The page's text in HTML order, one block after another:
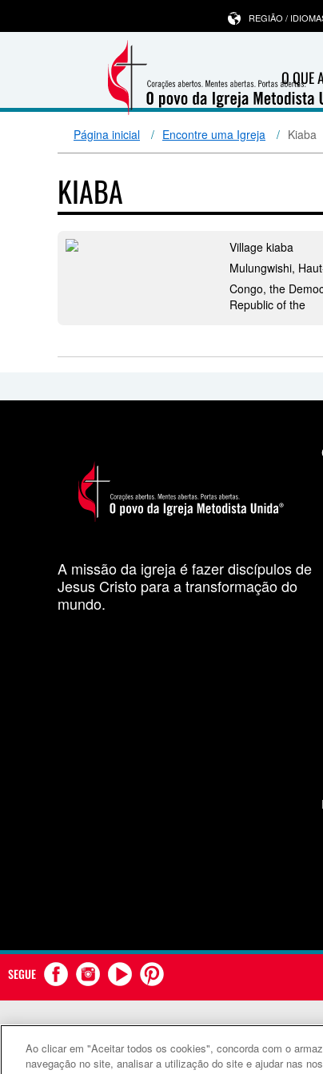
O QUE
REGIÃO /
Página inicial Encontre uma Igreja Kiaba
KIABA
Village kiaba
Mulungwishi,
Congo, the
Republic of the
A missão da igreja é fazer discípulos de
Jesus Cristo para a transformação do
mundo.
SEGUE
Ao clicar em "Aceitar todos os cookies", concorda com o
navegação no site, analisar a utilização do site e ajudar nas